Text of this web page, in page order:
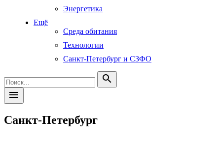
Энергетика
Ещё
Среда обитания
Технологии
Санкт-Петербург и СЗФО
search
menu
Санкт-Петербург